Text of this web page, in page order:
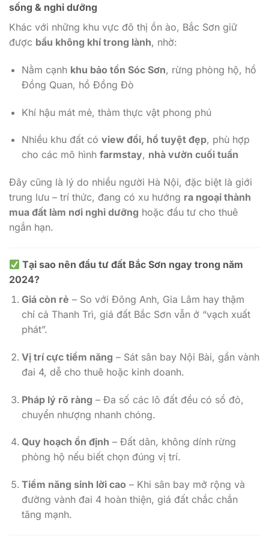
sống & nghỉ dưỡng
Khác với những khu vực đô thị ồn ào, Bắc Sơn giữ
được bầu không khí trong lành, nhờ:
Nằm cạnh khu bảo tồn Sóc Sơn, rừng phòng hộ, hồ
Đồng Quan, hồ Đồng Đò
Khí hậu mát mẻ, thảm thực vật phong phú
Nhiều khu đất có view đồi, hồ tuyệt đẹp, phù hợp
cho các mô hình farmstay, nhà vườn cuối tuần
Đây cũng là lý do nhiều người Hà Nội, đặc biệt là giới
trung lưu – trí thức, đang có xu hướng ra ngoại thành
mua đất làm nơi nghỉ dưỡng hoặc đầu tư cho thuê
ngắn hạn.
Tại sao nên đầu tư đất Bắc Sơn ngay trong năm
2024?
Giá còn rẻ – So với Đông Anh, Gia Lâm hay thậm
chí cả Thanh Trì, giá đất Bắc Sơn vẫn ở “vạch xuất
phát”.
Vị trí cực tiềm năng – Sát sân bay Nội Bài, gần vành
đai 4, dễ cho thuê hoặc kinh doanh.
Pháp lý rõ ràng – Đa số các lô đất đều có sổ đỏ,
chuyển nhượng nhanh chóng.
Quy hoạch ổn định – Đất dân, không dính rừng
phòng hộ nếu biết chọn đúng vị trí.
Tiềm năng sinh lời cao – Khi sân bay mở rộng và
đường vành đai 4 hoàn thiện, giá đất chắc chắn
tăng mạnh.